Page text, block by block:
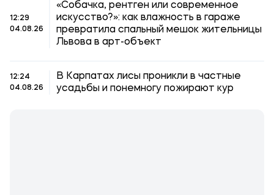
12:29
04.08.26
«Собачка, рентген или современное
искусство?»: как влажность в гараже
превратила спальный мешок жительницы
Львова в арт-объект
12:24
04.08.26
В Карпатах лисы проникли в частные
усадьбы и понемногу пожирают кур